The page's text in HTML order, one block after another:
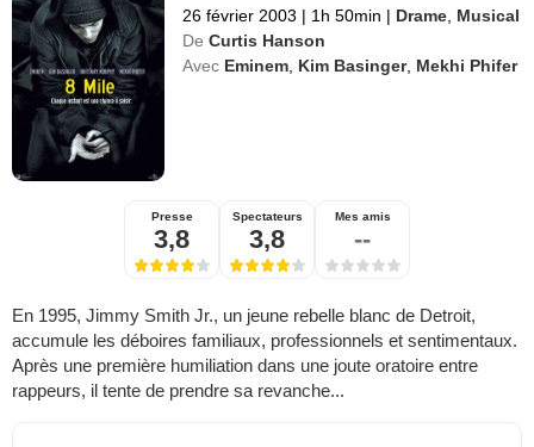
26 février 2003 | 1h 50min | Drame Musical
De Curtis Hanson
Avec Eminem Kim Basinger, Mekhi Phifer
Presse
3,8
Spectateurs
3,8
Mes amis
--
En 1995, Jimmy Smith Jr., un jeune rebelle blanc de Detroit,
accumule les déboires familiaux, professionnels et sentimentaux.
Après une première humiliation dans une joute oratoire entre
rappeurs, il tente de prendre sa revanche...